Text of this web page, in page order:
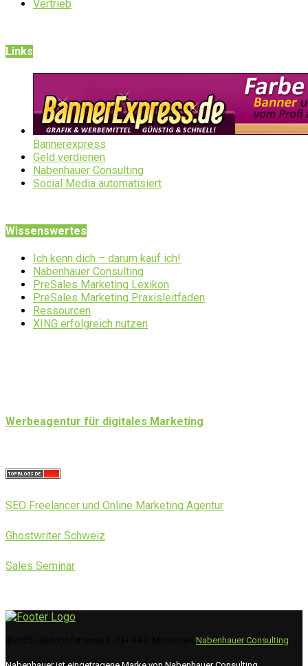
Vertrieb
Links
Bannerexpress
Geld verdienen
Nabenhauer Consulting
Social Media automatisiert
Wissenswertes
Ich kenn dich – darum kauf ich!
Nabenhauer Consulting
PreSales Marketing Lexikon
PreSales Marketing Praxisleitfaden
Ressourcen
XING erfolgreich nutzen
Werbeagentur für digitales Marketing
SEO Freelancer und Online Marketing Agentur
Ghostwriter Schweiz
Sales Seminar
Nabenhauer Consulting